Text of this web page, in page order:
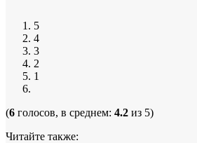
5
4
3
2
1
(6 голосов, в среднем: 4.2 из 5)
Читайте также: